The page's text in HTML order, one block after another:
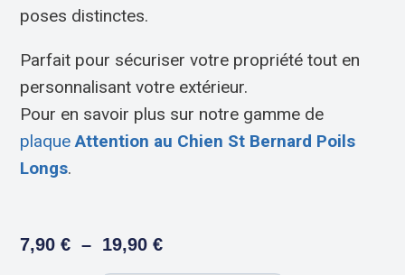
poses distinctes.
Parfait pour sécuriser votre propriété tout en
personnalisant votre extérieur.
Pour en savoir plus sur notre gamme de
plaqueAttention au Chien St Bernard Poils
Longs.
7,90€ – 19,90€